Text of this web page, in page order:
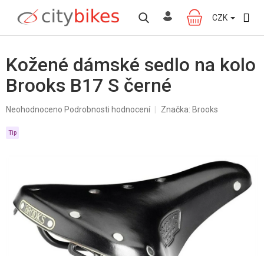
obsah
NÁKUPNÍ
KOŠÍK
CZK
Kožené dámské sedlo na kolo
Brooks B17 S černé
Průměrné
produktu
Neohodnoceno Podrobnosti hodnocení Značka: Brooks
Tip